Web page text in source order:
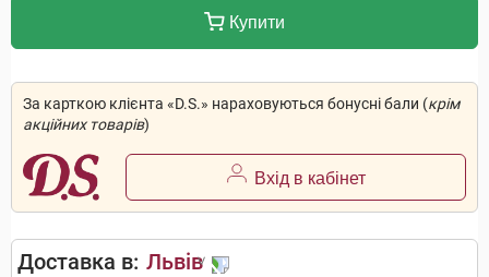
Купити
За карткою клієнта «D.S.» нараховуються бонусні бали (крім
акційних товарів)
Вхід в кабінет
Доставка в: Львів